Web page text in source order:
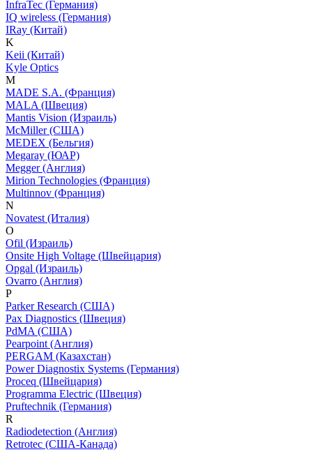
InfraTec (Германия)
IQ wireless (Германия)
IRay (Китай)
K
Keii (Китай)
Kyle Optics
M
MADE S.A. (Франция)
MALA (Швеция)
Mantis Vision (Израиль)
McMiller (США)
MEDEX (Бельгия)
Megaray (ЮАР)
Megger (Англия)
Mirion Technologies (Франция)
Multinnov (Франция)
N
Novatest (Италия)
O
Ofil (Израиль)
Onsite High Voltage (Швейцария)
Opgal (Израиль)
Ovarro (Англия)
P
Parker Research (США)
Pax Diagnostics (Швеция)
PdMA (США)
Pearpoint (Англия)
PERGAM (Казахстан)
Power Diagnostix Systems (Германия)
Proceq (Швейцария)
Programma Electric (Швеция)
Pruftechnik (Германия)
R
Radiodetection (Англия)
Retrotec (США-Канада)